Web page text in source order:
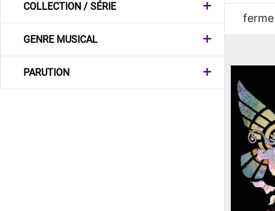
COLLECTION / SÉRIE
GENRE MUSICAL
PARUTION
ferme